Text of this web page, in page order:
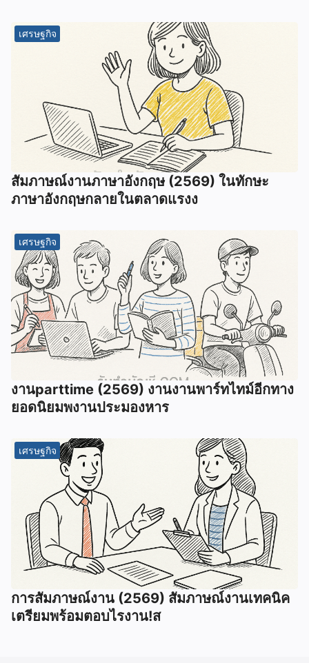
เศรษฐกิจ
สัมภาษณ์งานภาษาอังกฤษ (2569) ในทักษะ
ภาษาอังกฤษกลายในตลาดแรงง
เศรษฐกิจ
งานparttime (2569) งานงานพาร์ทไทม์อีกทาง
ยอดนิยมพงานประมองหาร
เศรษฐกิจ
การสัมภาษณ์งาน (2569) สัมภาษณ์งานเทคนิค
เตรียมพร้อมตอบไรงาน!ส